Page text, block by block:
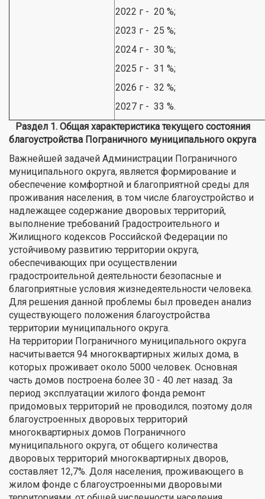
2022 г - 20 %;
2023 г - 25 %;
2024 г - 30 %;
2025 г - 31 %;
2026 г - 32 %;
2027 г - 33 %.
Раздел 1. Общая характеристика текущего состояния
благоустройства Пограничного муниципального округа
Важнейшей задачей Администрации Пограничного
муниципального округа, является формирование и
обеспечение комфортной и благоприятной среды для
проживания населения, в том числе благоустройство и
надлежащее содержание дворовых территорий,
выполнение требований Градостроительного и
Жилищного кодексов Российской Федерации по
устойчивому развитию территории округа,
обеспечивающих при осуществлении
градостроительной деятельности безопасные и
благоприятные условия жизнедеятельности человека.
Для решения данной проблемы был проведен анализ
существующего положения благоустройства
территории муниципального округа.
На территории Пограничного муниципального округа
насчитывается 94 многоквартирных жилых дома, в
которых проживает около 5000 человек. Основная
часть домов построена более 30 - 40 лет назад. За
период эксплуатации жилого фонда ремонт
придомовых территорий не проводился, поэтому доля
благоустроенных дворовых территорий
многоквартирных домов Пограничного
муниципального округа, от общего количества
дворовых территорий многоквартирных дворов,
составляет 12,7%. Доля населения, проживающего в
жилом фонде с благоустроенными дворовыми